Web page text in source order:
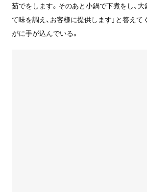
茹でをします。そのあと小鍋で下煮をし、
て味を調え、お客様に提供します」と答えて
がに手が込んでいる。